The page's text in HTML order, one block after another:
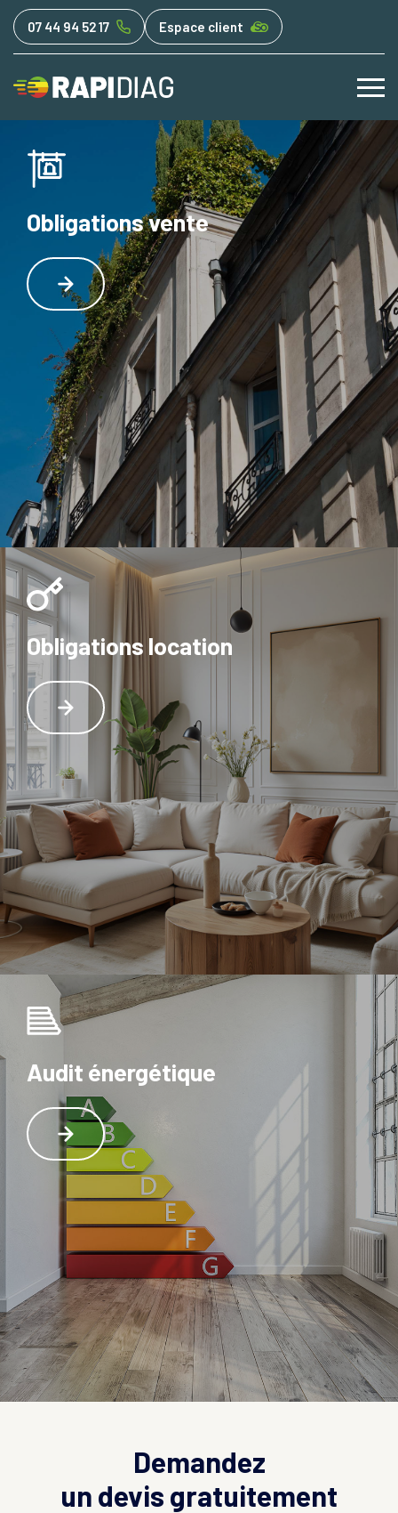
07 44 94 52 17 Espace client
Obligations vente
Obligations location
Audit énergétique
Demandez
un devis gratuitement